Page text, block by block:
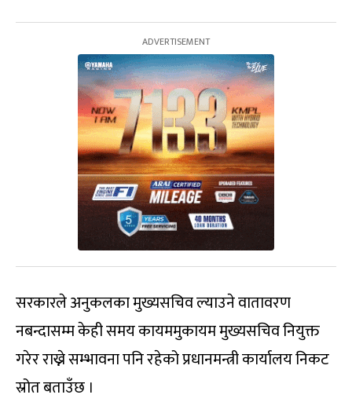
सरकारले अनुकलका मुख्यसचिव ल्याउने वातावरण
नबन्दासम्म केही समय कायममुकायम मुख्यसचिव नियुक्त
गरेर राख्ने सम्भावना पनि रहेको प्रधानमन्त्री कार्यालय निकट
स्रोत बताउँछ ।